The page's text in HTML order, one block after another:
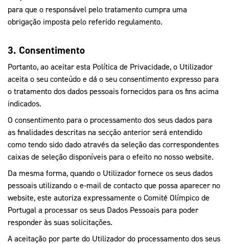
para que o responsável pelo tratamento cumpra uma
obrigação imposta pelo referido regulamento.
3. Consentimento
Portanto, ao aceitar esta Política de Privacidade, o Utilizador
aceita o seu conteúdo e dá o seu consentimento expresso para
o tratamento dos dados pessoais fornecidos para os fins acima
indicados.
O consentimento para o processamento dos seus dados para
as finalidades descritas na secção anterior será entendido
como tendo sido dado através da seleção das correspondentes
caixas de seleção disponíveis para o efeito no nosso website.
Da mesma forma, quando o Utilizador fornece os seus dados
pessoais utilizando o e-mail de contacto que possa aparecer no
website, este autoriza expressamente o Comité Olímpico de
Portugal a processar os seus Dados Pessoais para poder
responder às suas solicitações.
A aceitação por parte do Utilizador do processamento dos seus